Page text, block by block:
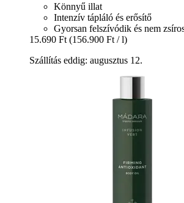
Könnyű illat
Intenzív tápláló és erősítő
Gyorsan felszívódik és nem
15.690 Ft (156.900 Ft / l)
Szállítás eddig: augusztus 12.